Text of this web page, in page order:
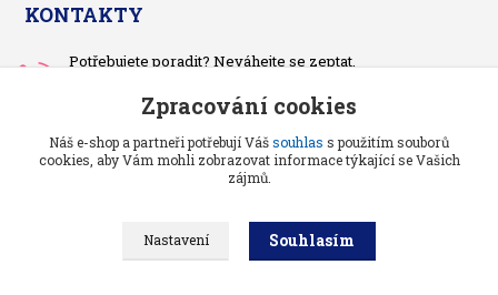
KONTAKTY
Potřebujete poradit? Neváhejte se zeptat.
Po-čt, po 13 hodině
pietrasova.p@seznam.cz
Zpracování cookies
Náš e-shop a partneři potřebují Vášsouhlas s použitím souborů
cookies, aby Vám mohli zobrazovat informace týkající se Vašich
zájmů.
Nastavení Souhlasím